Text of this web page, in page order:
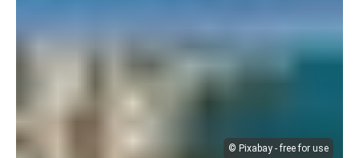
© Pixabay - free for use